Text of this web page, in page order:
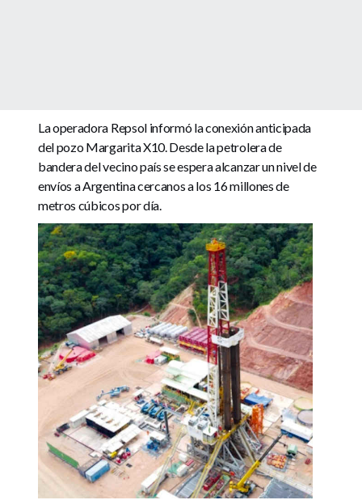
La operadora Repsol informó la conexión anticipada
del pozo Margarita X10. Desde la petrolera de
bandera del vecino país se espera alcanzar un nivel de
envíos a Argentina cercanos a los 16 millones de
metros cúbicos por día.